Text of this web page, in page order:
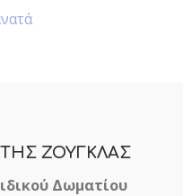
ΖΟΥΓΚΛΑΣ
Δωματίου